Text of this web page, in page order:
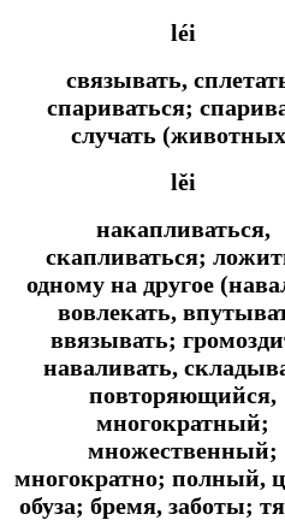
léi
связывать,
спариваться;
случать
lěi
накапливаться,
скапливаться;
одному на другое
вовлекать,
ввязывать;
наваливать,
повторяющийся,
многократный;
множественный;
многократно; полный,
обуза; бремя, заботы;